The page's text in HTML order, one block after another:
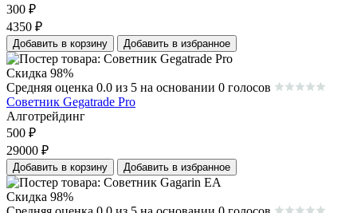
300 ₽
4350 ₽
Добавить в корзину Добавить в избранное
Скидка 98%
Средняя оценка 0.0 из 5 на основании 0 голосов
Советник Gegatrade Pro
Алготрейдинг
500 ₽
29000 ₽
Добавить в корзину Добавить в избранное
Скидка 98%